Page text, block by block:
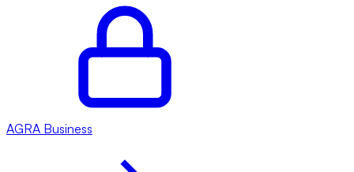
AGRA Business